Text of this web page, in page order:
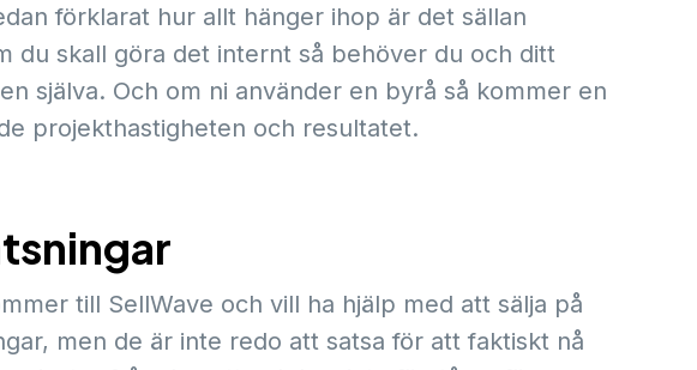
förklarat hur allt hänger ihop är det sällan
du skall göra det internt så behöver du och ditt
själva. Och om ni använder en byrå så kommer en
projekthastigheten och resultatet.
till SellWave och vill ha hjälp med att sälja på
men de är inte redo att satsa för att faktiskt nå